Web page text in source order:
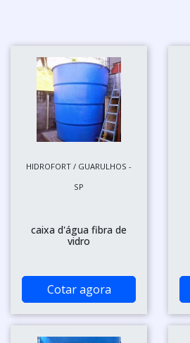
HIDROFORT / GUARULHOS -
SP
caixa d'água fibra de
vidro
Cotar agora